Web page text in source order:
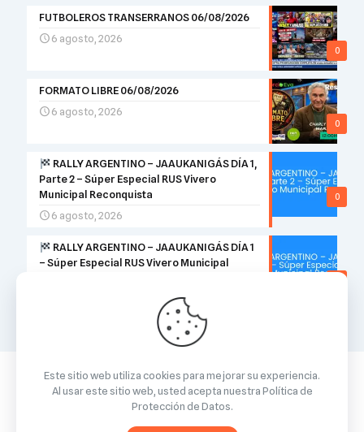
0
FUTBOLEROS TRANSERRANOS 06/08/2026
6 agosto, 2026
0
FORMATO LIBRE 06/08/2026
6 agosto, 2026
0
RALLY ARGENTINO – JAAUKANIGÁS DÍA 1,
Parte 2 – Súper Especial RUS Vivero
Municipal Reconquista
6 agosto, 2026
RALLY ARGENTINO – JAAUKANIGÁS DÍA 1
– Súper Especial RUS Vivero Municipal
Este sitio web utiliza cookies para mejorar su experiencia.
Al usar este sitio web, usted acepta nuestraPolítica de
Protección de Datos.